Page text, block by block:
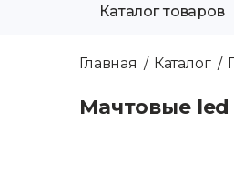
Каталог товаров
Главная Каталог
Мачтовые led